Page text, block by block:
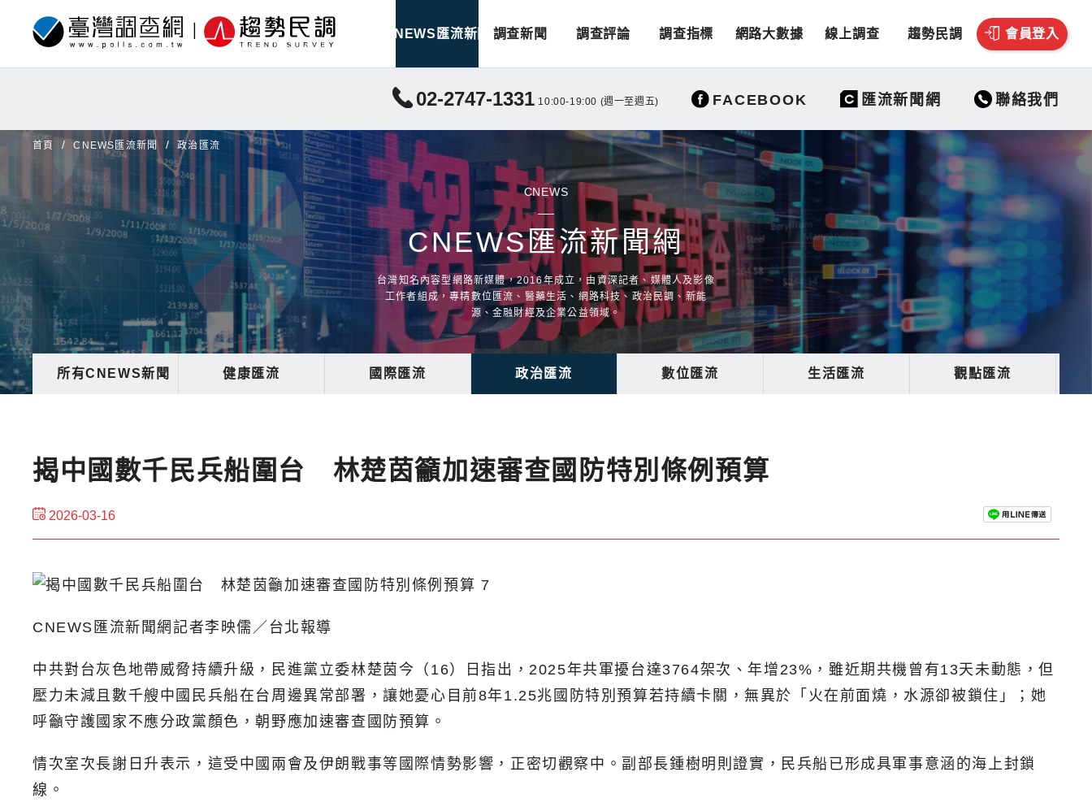
CNEWS匯流新聞 調查新聞 調查評論 調查指標 網路大數據 線上調查 趨勢民調 會員登入
02-2747-1331 10:00-19:00 (週一至週五) FACEBOOK 匯流新聞網 聯絡我們
首頁 CNEWS匯流新聞 政治匯流
CNEWS
CNEWS匯流新聞網
台灣知名內容型網路新媒體，2016年成立，由資深記者、媒體人及影像
工作者組成，專精數位匯流、醫藥生活、網路科技、政治民調、新能
源、金融財經及企業公益領域。
所有CNEWS新聞 健康匯流 國際匯流 政治匯流 數位匯流 生活匯流 觀點匯流
揭中國數千民兵船圍台 林楚茵籲加速審查國防特別條例預算
2026-03-16
CNEWS匯流新聞網記者李映儒／台北報導
中共對台灰色地帶威脅持續升級，民進黨立委林楚茵今（16）日指出，2025年共軍擾台達3764架次、年增23%，雖近期共機曾有13天未動態，但
壓力未減且數千艘中國民兵船在台周邊異常部署，讓她憂心目前8年1.25兆國防特別預算若持續卡關，無異於「火在前面燒，水源卻被鎖住」；她
呼籲守護國家不應分政黨顏色，朝野應加速審查國防預算。
情次室次長謝日升表示，這受中國兩會及伊朗戰事等國際情勢影響，正密切觀察中。副部長鍾樹明則證實，民兵船已形成具軍事意涵的海上封鎖
線。